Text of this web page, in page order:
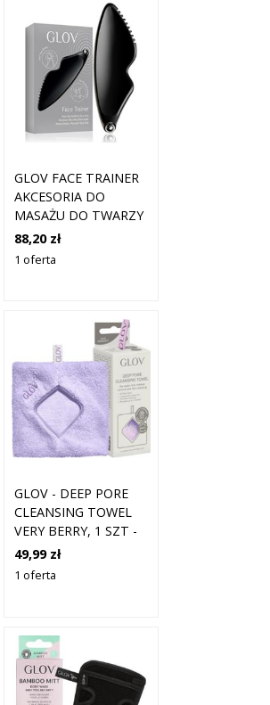
GLOV FACE TRAINER
AKCESORIA DO
MASAŻU DO TWARZY
1 SZT.
88,20 zł
1 oferta
GLOV - DEEP PORE
CLEANSING TOWEL
VERY BERRY, 1 SZT -
RĘCZNIK DO
DEMAKIJAŻU I
49,99 zł
1 oferta